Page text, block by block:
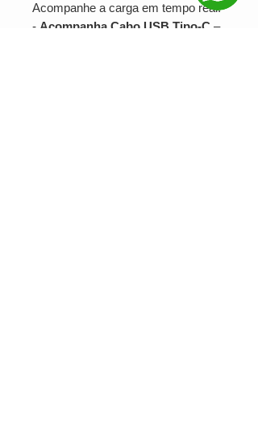
Acompanhe a carga em tempo real.
- Acompanha Cabo USB Tipo-C –